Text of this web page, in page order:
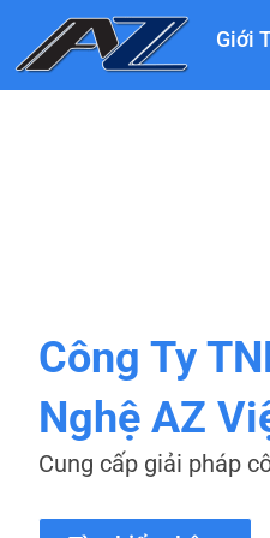
nội
Giới
Công Ty
Nghệ AZ
Cung cấp giải pháp